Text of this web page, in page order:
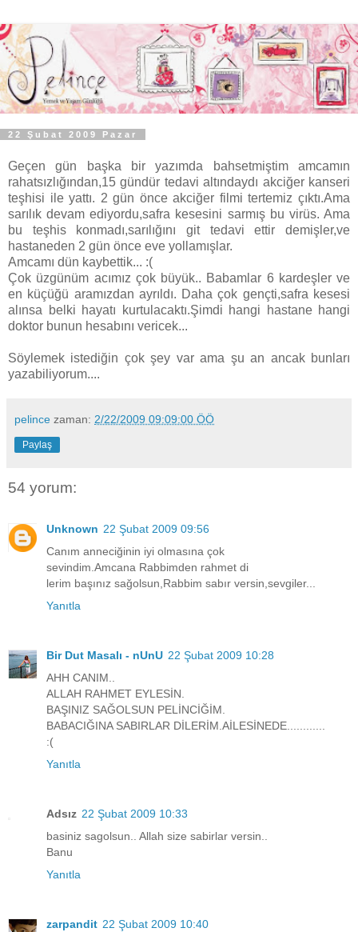
22 Şubat 2009 Pazar
Geçen gün başka bir yazımda bahsetmiştim amcamın
rahatsızlığından,15 gündür tedavi altındaydı akciğer kanseri
teşhisi ile yattı. 2 gün önce akciğer filmi tertemiz çıktı.Ama
sarılık devam ediyordu,safra kesesini sarmış bu virüs. Ama
bu teşhis konmadı,sarılığını git tedavi ettir demişler,ve
hastaneden 2 gün önce eve yollamışlar.
Amcamı dün kaybettik... :(
Çok üzgünüm acımız çok büyük.. Babamlar 6 kardeşler ve
en küçüğü aramızdan ayrıldı. Daha çok gençti,safra kesesi
alınsa belki hayatı kurtulacaktı.Şimdi hangi hastane hangi
doktor bunun hesabını vericek...
Söylemek istediğin çok şey var ama şu an ancak bunları
yazabiliyorum....
pelince zaman: 2/22/2009 09:09:00 ÖÖ
Paylaş
54 yorum:
Unknown 22 Şubat 2009 09:56
Canım anneciğinin iyi olmasına çok
sevindim.Amcana Rabbimden rahmet di
lerim başınız sağolsun,Rabbim sabır versin,sevgiler...
Yanıtla
Bir Dut Masalı - nUnU 22 Şubat 2009 10:28
AHH CANIM..
ALLAH RAHMET EYLESİN.
BAŞINIZ SAĞOLSUN PELİNCİĞİM.
BABACIĞINA SABIRLAR DİLERİM.AİLESİNEDE............
:(
Yanıtla
Adsız 22 Şubat 2009 10:33
basiniz sagolsun.. Allah size sabirlar versin..
Banu
Yanıtla
zarpandit 22 Şubat 2009 10:40